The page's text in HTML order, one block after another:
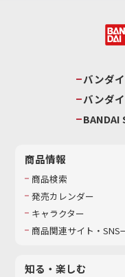
バンダ
バンダ
BANDAI
商品情報
商品検索
発売カレンダー
キャラクター
商品関連サイト・SNS
知る・楽しむ